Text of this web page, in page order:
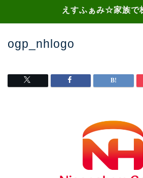
えすふぁみ☆家族で
ogp_nhlogo